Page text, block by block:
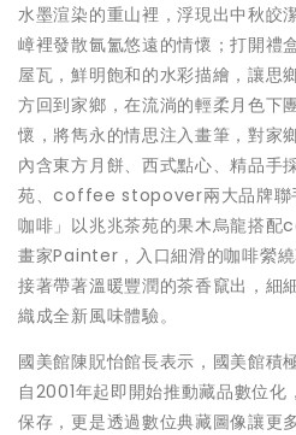
水墨渲染的重山裡，浮現出中秋皎
嶂裡發散氤氳悠遠的情懷；打開禮
屋瓦，鮮明飽和的水彩描繪，讓思
方回到家鄉，在流淌的輕柔月色下
懷，將雋永的情思注入畫筆，對家
內含東方月餅、西式點心、精品手
苑、coffee stopover兩大品牌聯
咖啡」以兆兆茶苑的果木烏龍搭
畫家Painter，入口細滑的咖啡縈
接著帶著溫暖豐潤的茶香竄出，細
織成全新風味體驗。
國美館陳貺怡館長表示，國美館積
自2001年起即開始推動藏品數位
保存，更是透過數位典藏圖像讓更